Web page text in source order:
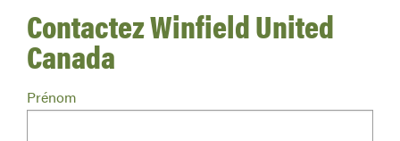
Contactez Winfield United
Canada
Prénom